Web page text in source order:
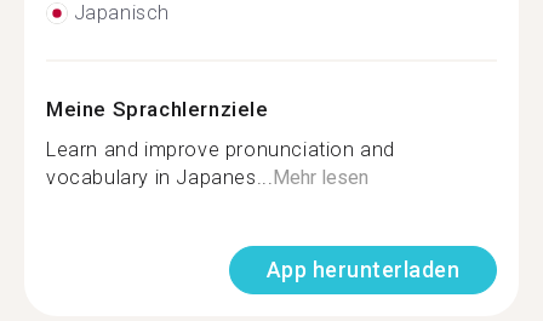
Japanisch
Meine Sprachlernziele
Learn and improve pronunciation and
vocabulary in Japanes...Mehr lesen
App herunterladen